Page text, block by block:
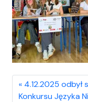
4.12.2025 odbył
Konkursu Języka